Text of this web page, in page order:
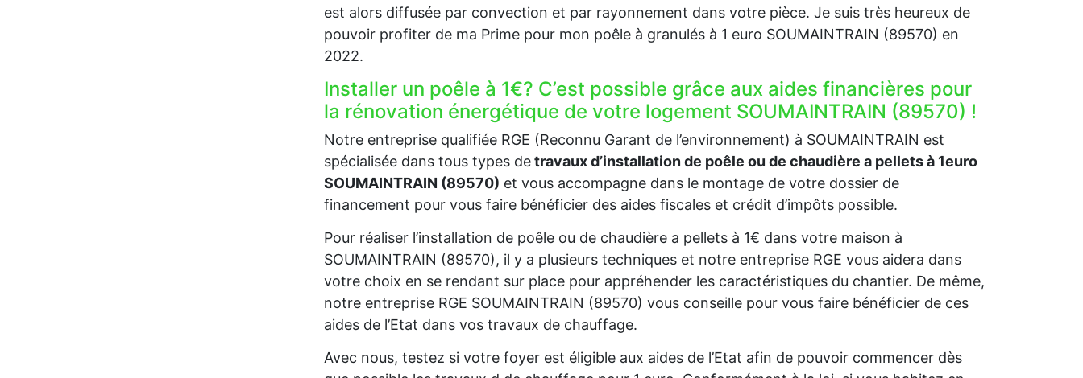
est alors diffusée par convection et par rayonnement dans votre pièce. Je suis très heureux de
pouvoir profiter de ma Prime pour mon poêle à granulés à 1 euro SOUMAINTRAIN (89570) en
2022.
Installer un poêle à 1€? C’est possible grâce aux aides financières pour
la rénovation énergétique de votre logement SOUMAINTRAIN (89570) !
Notre entreprise qualifiée RGE (Reconnu Garant de l’environnement) à SOUMAINTRAIN est
spécialisée dans tous types detravaux d’installation de poêle ou de chaudière a pellets à 1euro
SOUMAINTRAIN (89570) et vous accompagne dans le montage de votre dossier de
financement pour vous faire bénéficier des aides fiscales et crédit d’impôts possible.
Pour réaliser l’installation de poêle ou de chaudière a pellets à 1€ dans votre maison à
SOUMAINTRAIN (89570), il y a plusieurs techniques et notre entreprise RGE vous aidera dans
votre choix en se rendant sur place pour appréhender les caractéristiques du chantier. De même,
notre entreprise RGE SOUMAINTRAIN (89570) vous conseille pour vous faire bénéficier de ces
aides de l’Etat dans vos travaux de chauffage.
Avec nous, testez si votre foyer est éligible aux aides de l’Etat afin de pouvoir commencer dès